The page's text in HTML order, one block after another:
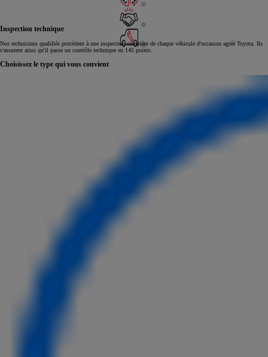
Inspection technique
Nos techniciens qualifiés procèdent à une inspection complète de chaque véhicule d'occasion agréé Toyota. Ils
s'assurent ainsi qu'il passe un contrôle technique en 145 points.
Choisissez le type qui vous convient